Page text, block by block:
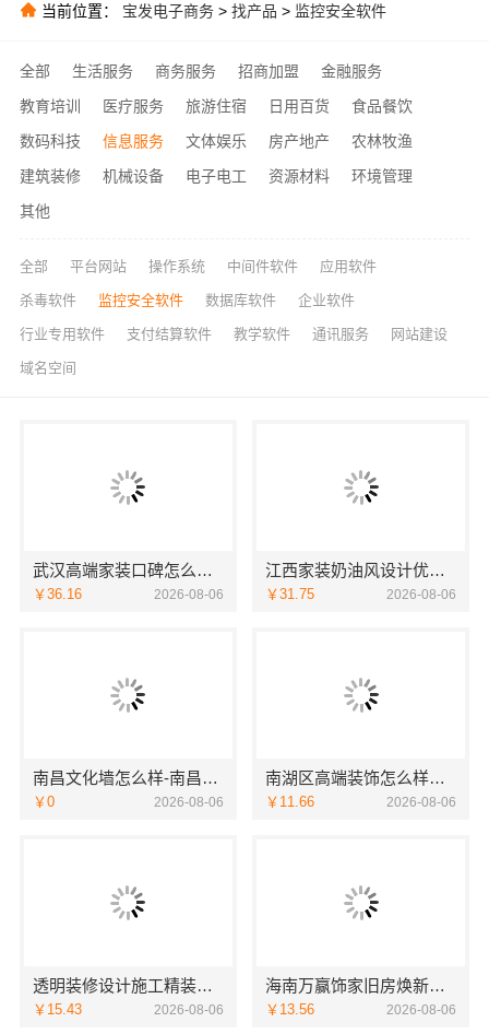
当前位置： 宝发电子商务 > 找产品 > 监控安全软件
全部 生活服务 商务服务 招商加盟
金融服务
教育培训
医疗服务 旅游住宿 日用百货
食品餐饮
数码科技
信息服务 文体娱乐 房产地产
农林牧渔
建筑装修
机械设备 电子电工 资源材料
环境管理
其他
全部 平台网站 操作系统 中间件软件 应用软件
杀毒软件 监控安全软件 数据库软件 企业软件
行业专用软件 支付结算软件 教学软件 通讯服务 网站建设
域名空间
武汉高端家装口碑怎么样，湖北百年米莱空间美学装饰材料有限公司揭秘
￥36.16 2026-08-06
江西家装奶油风设计优选-江西尚宅尚品新型环保材料有限公司
￥31.75 2026-08-06
南昌文化墙怎么样-南昌恒辉广告
￥0 2026-08-06
南湖区高端装饰怎么样嘉兴锦居装饰材料有限公司
￥11.66 2026-08-06
透明装修设计施工精装浙江臻美，口碑保障
￥15.43 2026-08-06
海南万赢饰家旧房焕新家庭装修吊顶造型
￥13.56 2026-08-06